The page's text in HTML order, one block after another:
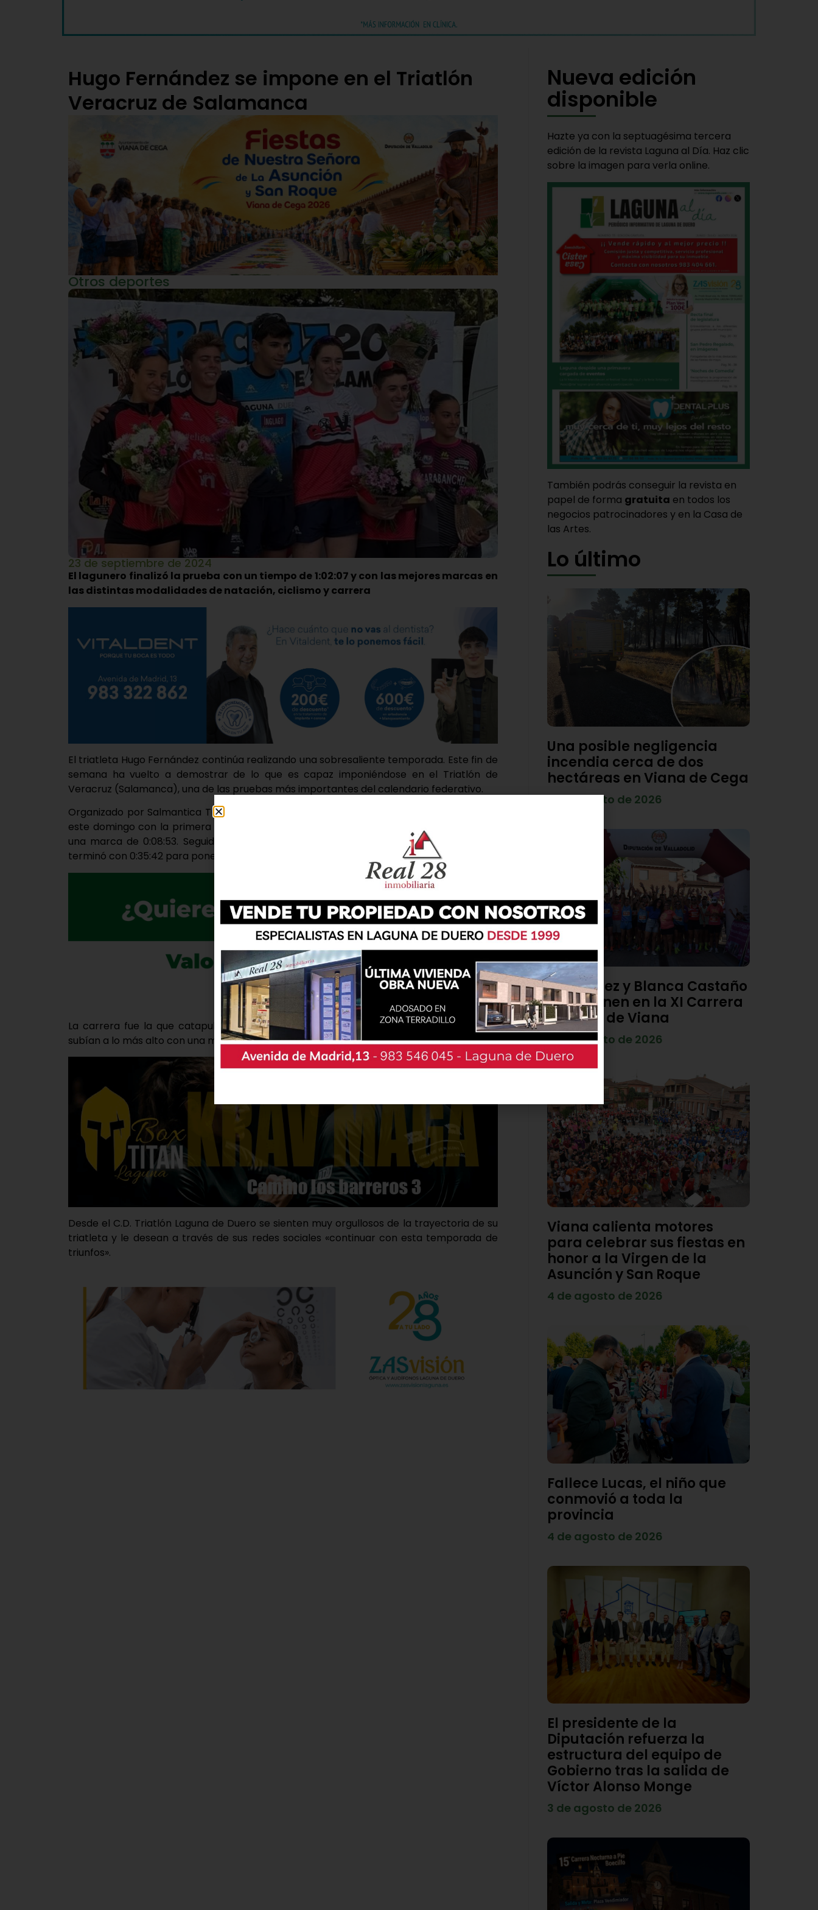
Hugo Fernández se impone en el Triatlón
Veracruz de Salamanca
Otros deportes
23 de septiembre de 2024
El lagunero finalizó la prueba con un tiempo de 1:02:07 y con las mejores marcas en
las distintas modalidades de natación, ciclismo y carrera
El triatleta Hugo Fernández continúa realizando una sobresaliente temporada. Este fin de
semana ha vuelto a demostrar de lo que es capaz imponiéndose en el Triatlón de
Veracruz (Salamanca), una de las pruebas más importantes del calendario federativo.
Organizado por Salmantica Triatlón Club y Triatlón Salamanca, la cita comenzó puntual
este domingo con la primera de las pruebas, la de natación, donde el lagunero alcanzo
una marca de 0:08:53. Seguidamente, la siguiente modalidad fue el ciclismo, en la que
terminó con 0:35:42 para ponerse en cabeza en la última prueba.
La carrera fue la que catapultó a Fernández al podio con un tiempo de 0:16:51, que lo
subían a lo más alto con una marca final de 1:02:07.
Desde el C.D. Triatlón Laguna de Duero se sienten muy orgullosos de la trayectoria de su
triatleta y le desean a través de sus redes sociales «continuar con esta temporada de
triunfos».
Nueva edición
disponible
Hazte ya con la septuagésima tercera
edición de la revista Laguna al Día. Haz clic
sobre la imagen para verla online.
También podrás conseguir la revista en
papel de forma gratuita en todos los
negocios patrocinadores y en la Casa de
las Artes.
Lo último
Una posible negligencia
incendia cerca de dos
hectáreas en Viana de Cega
7 de agosto de 2026
Diego Díez y Blanca Castaño
se imponen en la XI Carrera
Popular de Viana
4 de agosto de 2026
Viana calienta motores
para celebrar sus fiestas en
honor a la Virgen de la
Asunción y San Roque
4 de agosto de 2026
Fallece Lucas, el niño que
conmovió a toda la
provincia
4 de agosto de 2026
El presidente de la
Diputación refuerza la
estructura del equipo de
Gobierno tras la salida de
Víctor Alonso Monge
3 de agosto de 2026